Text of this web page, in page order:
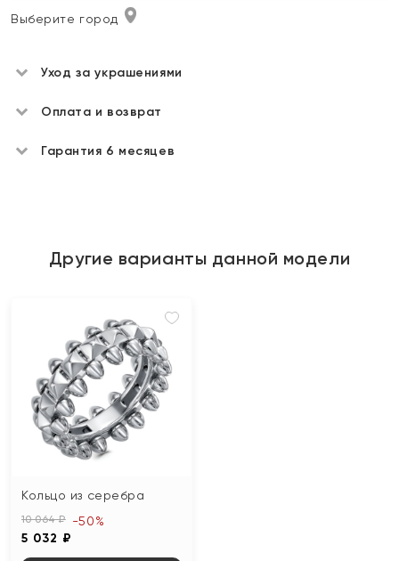
Выберите город
Уход за украшениями
Оплата и возврат
Гарантия 6 месяцев
Другие варианты данной модели
Кольцо из серебра
10 064 ₽
5 032 ₽
-50%